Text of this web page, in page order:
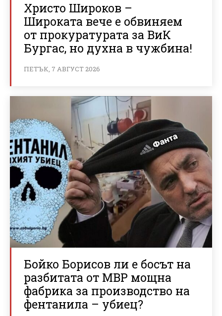
Христо Широков –
Широката вече е обвиняем
от прокуратурата за ВиК
Бургас, но духна в чужбина!
ПЕТЪК, 7 АВГУСТ 2026
Бойко Борисов ли е босът на
разбитата от МВР мощна
фабрика за производство на
фентанила – убиец?